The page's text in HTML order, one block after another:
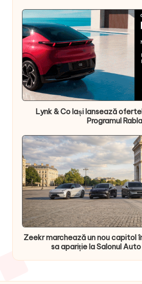
Lynk & Co Iași lansează
Programul Rabla
Zeekr marchează un nou capitol
sa apariție la Salonul Auto